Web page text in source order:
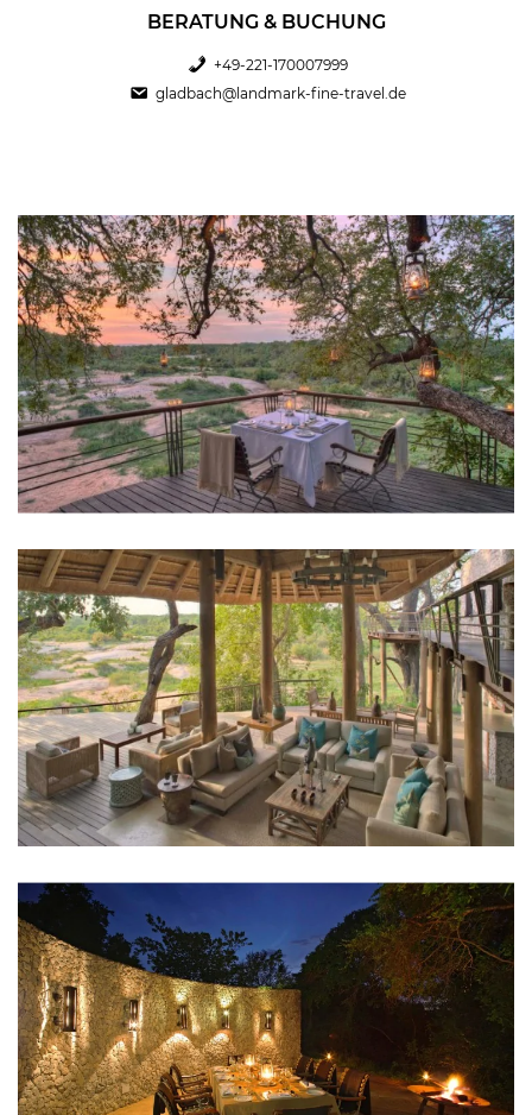
BERATUNG & BUCHUNG
+49-221-170007999
gladbach@landmark-fine-travel.de